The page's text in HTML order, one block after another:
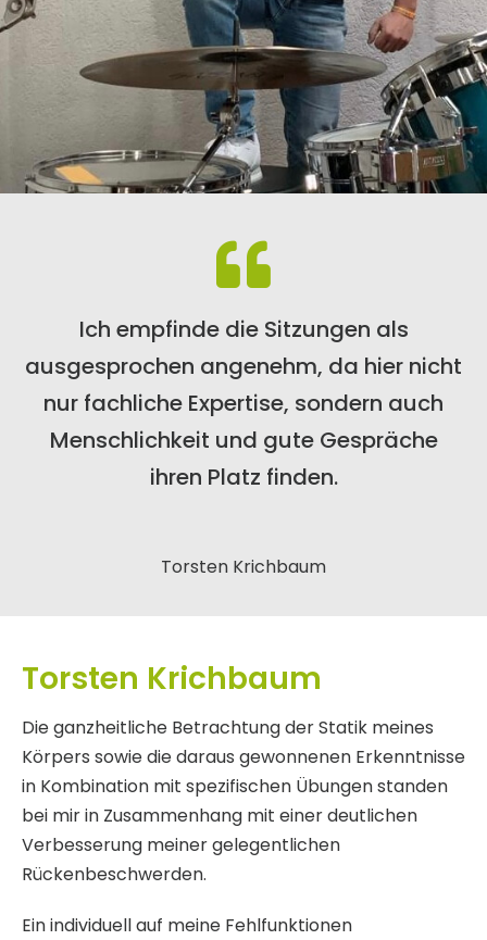
Ich empfinde die Sitzungen als
ausgesprochen angenehm, da hier nicht
nur fachliche Expertise, sondern auch
Menschlichkeit und gute Gespräche
ihren Platz finden.
Torsten Krichbaum
Torsten Krichbaum
Die ganzheitliche Betrachtung der Statik meines
Körpers sowie die daraus gewonnenen Erkenntnisse
in Kombination mit spezifischen Übungen standen
bei mir in Zusammenhang mit einer deutlichen
Verbesserung meiner gelegentlichen
Rückenbeschwerden.
Ein individuell auf meine Fehlfunktionen